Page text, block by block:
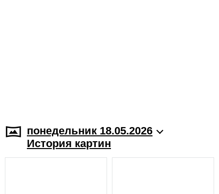
понедельник 18.05.2026
История картин